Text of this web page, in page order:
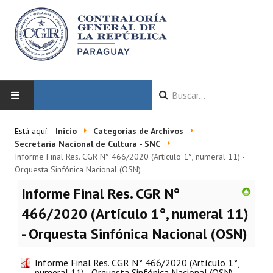
LA CGR
Misión y Visión
Marco Normativo
Organigrama
Está aquí: Inicio
Categorias de Archivos
Secretaria Nacional de Cultura - SNC
Informe Final Res. CGR N° 466/2020 (Artículo 1°, numeral 11) -
Orquesta Sinfónica Nacional (OSN)
Informe Final Res. CGR N°
466/2020 (Artículo 1°, numeral 11)
- Orquesta Sinfónica Nacional (OSN)
Informe Final Res. CGR N° 466/2020 (Artículo 1°,